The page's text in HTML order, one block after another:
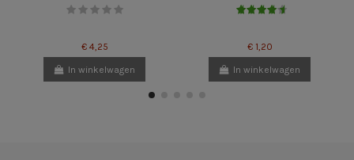
€ 4,25
In winkelwagen
€ 1,20
In winkelwagen